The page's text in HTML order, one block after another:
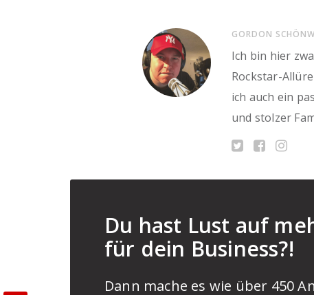
GORDON
Ich bin hier
Rockstar-
ich auch ein
und stolzer
Du hast Lust auf
für dein Business?!
Dann mache es wie über 450